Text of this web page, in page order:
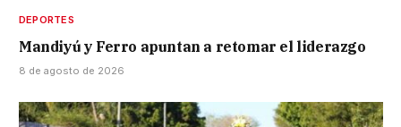
DEPORTES
Mandiyú y Ferro apuntan a retomar el liderazgo
8 de agosto de 2026